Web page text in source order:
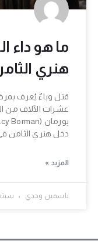
ما هو داء
هنري
قتل وباءٌ يُعرف
عشرات الآلاف من
دخل هنري الثامن
المزيد »
ياسمين وجدي سبتمبر